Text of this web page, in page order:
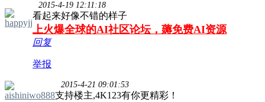
happyjj
2015-4-19 12:11:18
看起来好像不错的样子
上火爆全球的AI社区论坛，薅免费AI资源
回复
举报
aishiniwo888
2015-4-21 09:01:53
支持楼主,4K123有你更精彩！